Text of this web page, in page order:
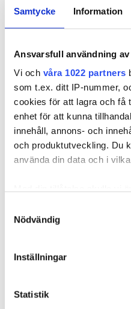
Samtycke Information
Ansvarsfull användning
Vi och våra 1022 partners
som t.ex. ditt IP-nummer,
cookies för att lagra och få
enhet för att kunna
innehåll, annons- och
och produktutveckling. Du
använda din data och i
som kan ha en
Ta reda på mer om hur
Du kan ändra eller dra
Nödvändig
Inställningar
Statistik
Gratis överföring
Gratis parkering
Pris
0-100 EUR
100-200 EUR
mer än 300 EUR
Morgon
Eftermiddag
Trivita Home
Ghalilah, Förenade arabemiraten
0,05 km från stadskärnan
HD-dialys 392 €